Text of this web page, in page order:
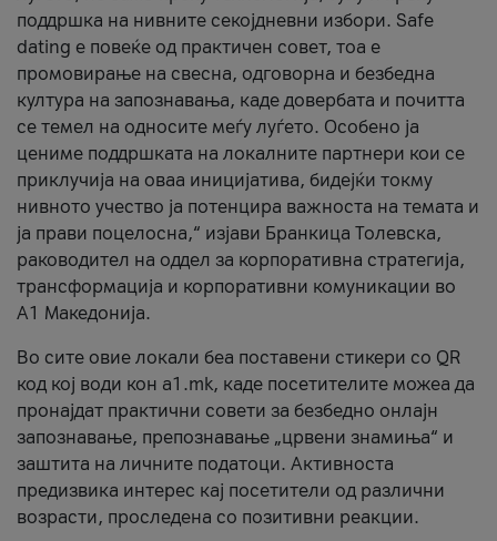
поддршка на нивните секојдневни избори. Safe
dating е повеќе од практичен совет, тоа е
промовирање на свесна, одговорна и безбедна
култура на запознавања, каде довербата и почитта
се темел на односите меѓу луѓето. Особено ја
цениме поддршката на локалните партнери кои се
приклучија на оваа иницијатива, бидејќи токму
нивното учество ја потенцира важноста на темата и
ја прави поцелосна,“ изјави Бранкица Толевска,
раководител на оддел за корпоративна стратегија,
трансформација и корпоративни комуникации во
А1 Македонија.
Во сите овие локали беа поставени стикери со QR
код кој води кон a1.mk, каде посетителите можеа да
пронајдат практични совети за безбедно онлајн
запознавање, препознавање „црвени знамиња“ и
заштита на личните податоци. Активноста
предизвика интерес кај посетители од различни
возрасти, проследена со позитивни реакции.